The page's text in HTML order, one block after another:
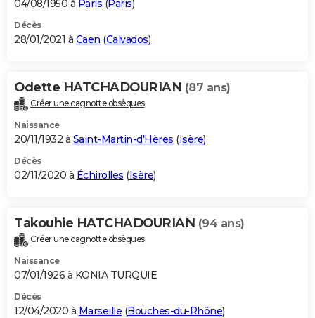
04/08/1950 à Paris (Paris)
Décès
28/01/2021 à Caen (Calvados)
Odette HATCHADOURIAN (87 ans)
Créer une cagnotte obsèques
Naissance
20/11/1932 à Saint-Martin-d'Hères (Isère)
Décès
02/11/2020 à Échirolles (Isère)
Takouhie HATCHADOURIAN (94 ans)
Créer une cagnotte obsèques
Naissance
07/01/1926 à KONIA TURQUIE
Décès
12/04/2020 à Marseille (Bouches-du-Rhône)